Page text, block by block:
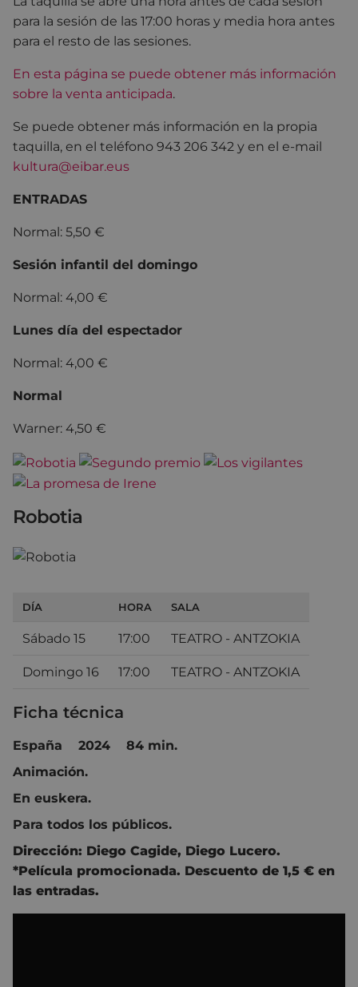
para la sesión de las 17:00 horas y media hora antes
para el resto de las sesiones.
En esta página se puede obtener más información
sobre la venta anticipada.
Se puede obtener más información en la propia
taquilla, en el teléfono 943 206 342 y en el e-mail
kultura@eibar.eus
ENTRADAS
Normal: 5,50 €
Sesión infantil del domingo
Normal: 4,00 €
Lunes día del espectador
Normal: 4,00 €
Normal
Warner: 4,50 €
Robotia
DÍA HORA SALA
Sábado 15 17:00 TEATRO - ANTZOKIA
Domingo 16 17:00 TEATRO - ANTZOKIA
Ficha técnica
España 2024 84 min.
Animación.
En euskera.
Para todos los públicos.
Dirección: Diego Cagide, Diego Lucero.
*Película promocionada. Descuento de 1,5 € en
las entradas.